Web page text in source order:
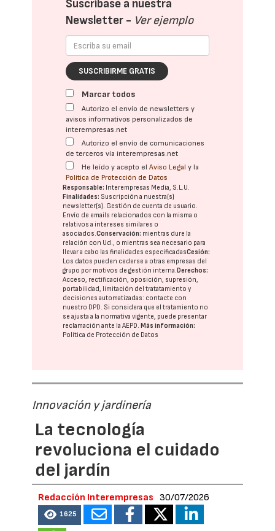
Suscríbase a nuestra
Newsletter - Ver ejemplo
SUSCRIBIRME GRATIS
Marcar todos
Autorizo el envío de newsletters y
avisos informativos personalizados de
interempresas.net
Autorizo el envío de comunicaciones
de terceros vía interempresas.net
He leído y acepto elAviso Legal y la
Política de Protección de Datos
Responsable: Interempresas Media, S.L.U.
Finalidades: Suscripción a nuestra(s)
newsletter(s). Gestión de cuenta de usuario.
Envío de emails relacionados con la misma o
relativos a intereses similares o
asociados.Conservación: mientras dure la
relación con Ud., o mientras sea necesario para
llevar a cabo las finalidades especificadasCesión:
Los datos pueden cederse a otras empresas del
grupo por motivos de gestión interna. Derechos:
Acceso, rectificación, oposición, supresión,
portabilidad, limitación del tratatamiento y
decisiones automatizadas: contacte con
nuestro DPD. Si considera que el tratamiento no
se ajusta a la normativa vigente, puede presentar
reclamación ante laAEPD. Más información:
Política de Protección de Datos
Innovación y jardinería
La tecnología
revoluciona el cuidado
del jardín
Redacción Interempresas 30/07/2026
1625